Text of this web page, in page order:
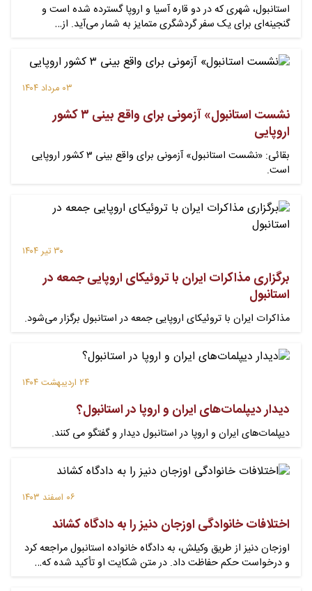
استانبول، شهری که در دو قاره آسیا و اروپا گسترده شده است و
گنجینه‌ای برای یک سفر گردشگری متمایز به شمار می‌آید. از…
۰۳ مرداد ۱۴۰۴
نشست استانبول» آزمونی برای واقع بینی ۳ کشور
اروپایی
بقائی: «نشست استانبول» آزمونی برای واقع بینی ۳ کشور اروپایی
است.
۳۰ تیر ۱۴۰۴
برگزاری مذاکرات ایران با تروئیکای اروپایی جمعه در
استانبول
مذاکرات ایران با تروئیکای اروپایی جمعه در استانبول برگزار می‌شود.
۲۴ اردیبهشت ۱۴۰۴
دیدار دیپلمات‌های ایران و اروپا در استانبول؟
دیپلمات‌های ایران و اروپا در استانبول دیدار و گفتگو می‌ کنند.
۰۶ اسفند ۱۴۰۳
اختلافات خانوادگی اوزجان دنیز را به دادگاه کشاند
اوزجان دنیز از طریق وکیلش، به دادگاه خانواده استانبول مراجعه کرد
و درخواست حکم حفاظت داد. در متن شکایت او تأکید شده که…